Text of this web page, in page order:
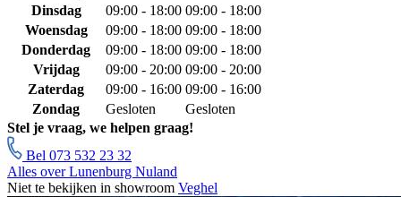
Dinsdag
09:00 - 18:00 09:00 - 18:00
Woensdag
09:00 - 18:00 09:00 - 18:00
Donderdag
09:00 - 18:00 09:00 - 18:00
Vrijdag
09:00 - 20:00 09:00 - 20:00
Zaterdag
09:00 - 16:00 09:00 - 16:00
Zondag
Gesloten
Gesloten
Stel je vraag, we helpen graag!
Bel 073 532 23 32
Alles over Lunenburg Nuland
Niet te bekijken in showroom Veghel